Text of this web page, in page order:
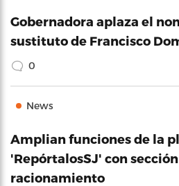
Gobernadora aplaza el
sustituto de Francisco
0
News
Amplian funciones de la
'RepórtalosSJ' con
racionamiento